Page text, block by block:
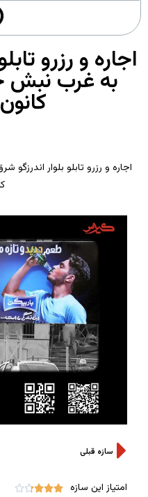
اجاره و رزرو
به غرب نبش
اجاره و رزرو تابلو بلوار
سازه قبلی
امتیاز این سازه 



